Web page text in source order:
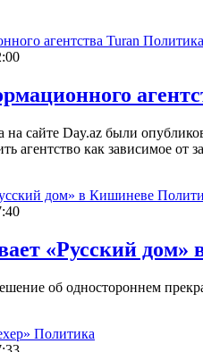
Политика
на сайте Day.az были
агентство как зависимое
«Русский дом»
об одностороннем
Политика